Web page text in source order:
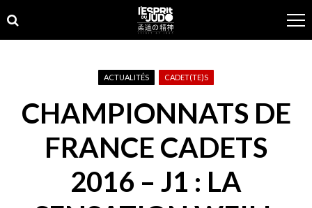
to
navigation
to
content
ACTUALITÉS CADET(TE)S
CHAMPIONNATS DE
FRANCE CADETS
2016 – J1 : LA